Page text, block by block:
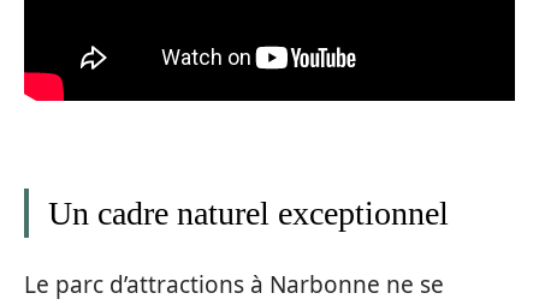
Un cadre naturel exceptionnel
Le parc d’attractions à Narbonne ne se